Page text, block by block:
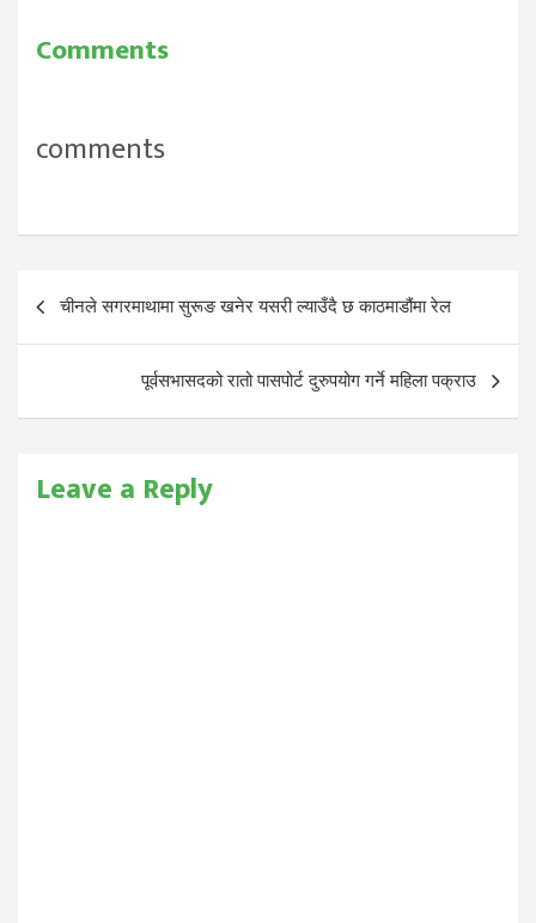
दुई सय ४० वर्षदेखिको निरंकुश
Comments
comments
Post
navigation
चीनले सगरमाथामा सुरूङ खनेर यसरी ल्याउँदै छ काठमाडौंमा रेल
पूर्वसभासदको रातो पासपोर्ट दुरुपयोग गर्ने महिला पक्राउ
Leave a Reply